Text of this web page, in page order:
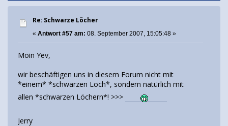
Re: Schwarze Löcher
« Antwort #57 am: 08. September 2007, 15:05:48 »
Moin Yev,
wir beschäftigen uns in diesem Forum nicht mit
*einem* *schwarzen Loch*, sondern natürlich mit
allen *schwarzen Löchern*! >>>
Jerry